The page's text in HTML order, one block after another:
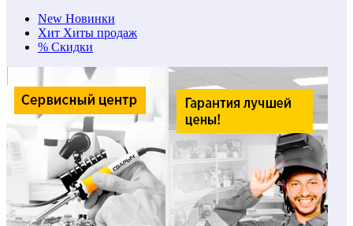
New Новинки
Хит Хиты продаж
% Скидки